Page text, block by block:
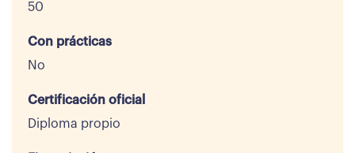
50
Con prácticas
No
Certificación oficial
Diploma propio